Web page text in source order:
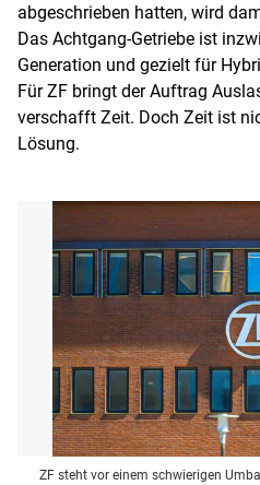
abgeschrieben hatten, wird
Das Achtgang-Getriebe ist
Generation und gezielt für
Für ZF bringt der Auftrag
verschafft Zeit. Doch Zeit ist
Lösung.
ZF steht vor einem schwierigen